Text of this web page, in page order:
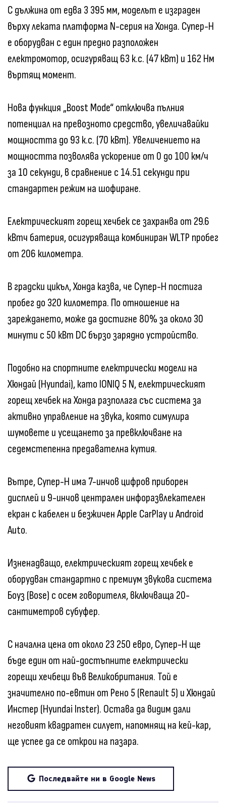
С дължина от едва 3 395 мм, моделът е изграден
върху леката платформа N-серия на Хонда. Супер-Н
е оборудван с един предно разположен
електромотор, осигуряващ 63 к.с. (47 кВт) и 162 Нм
въртящ момент.
Нова функция „Boost Mode“ отключва пълния
потенциал на превозното средство, увеличавайки
мощността до 93 к.с. (70 кВт). Увеличението на
мощността позволява ускорение от 0 до 100 км/ч
за 10 секунди, в сравнение с 14.51 секунди при
стандартен режим на шофиране.
Електрическият горещ хечбек се захранва от 29.6
кВтч батерия, осигуряваща комбиниран WLTP пробег
от 206 километра.
В градски цикъл, Хонда казва, че Супер-Н постига
пробег до 320 километра. По отношение на
зареждането, може да достигне 80% за около 30
минути с 50 кВт DC бързо зарядно устройство.
Подобно на спортните електрически модели на
Хюндай (Hyundai), като IONIQ 5 N, електрическият
горещ хечбек на Хонда разполага със система за
активно управление на звука, която симулира
шумовете и усещането за превключване на
седемстепенна предавателна кутия.
Вътре, Супер-Н има 7-инчов цифров приборен
дисплей и 9-инчов централен инфоразвлекателен
екран с кабелен и безжичен Apple CarPlay и Android
Auto.
Изненадващо, електрическият горещ хечбек е
оборудван стандартно с премиум звукова система
Боуз (Bose) с осем говорителя, включваща 20-
сантиметров субуфер.
С начална цена от около 23 250 евро, Супер-Н ще
бъде един от най-достъпните електрически
горещи хечбеци във Великобритания. Той е
значително по-евтин от Рено 5 (Renault 5) и Хюндай
Инстер (Hyundai Inster). Остава да видим дали
неговият квадратен силует, напомнящ на кей-кар,
ще успее да се открои на пазара.
Последвайте ни в Google News